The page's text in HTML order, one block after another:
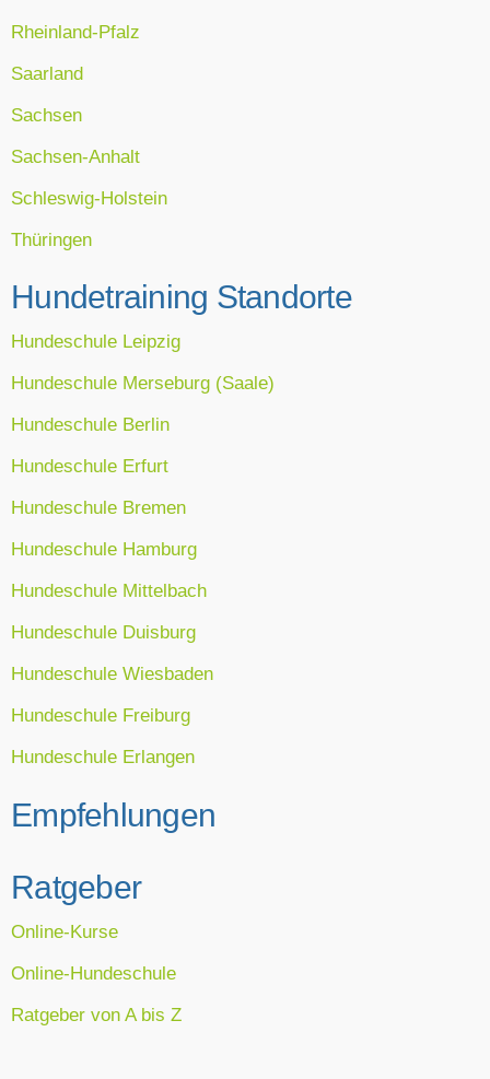
Rheinland-Pfalz
Saarland
Sachsen
Sachsen-Anhalt
Schleswig-Holstein
Thüringen
Hundetraining Standorte
Hundeschule Leipzig
Hundeschule Merseburg (Saale)
Hundeschule Berlin
Hundeschule Erfurt
Hundeschule Bremen
Hundeschule Hamburg
Hundeschule Mittelbach
Hundeschule Duisburg
Hundeschule Wiesbaden
Hundeschule Freiburg
Hundeschule Erlangen
Empfehlungen
Ratgeber
Online-Kurse
Online-Hundeschule
Ratgeber von A bis Z